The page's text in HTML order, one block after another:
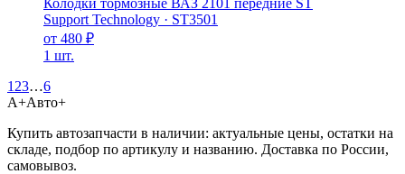
Support Technology · ST3501
от 480 ₽
1 шт.
1 23…6
А+Авто+
Купить автозапчасти в наличии: актуальные цены, остатки на
складе, подбор по артикулу и названию. Доставка по России,
самовывоз.